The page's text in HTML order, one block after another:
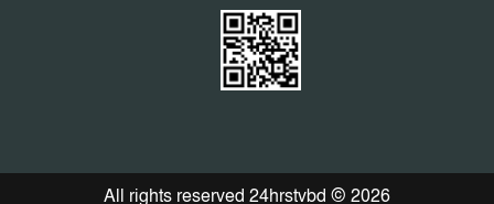
All rights reserved 24hrstvbd © 2026